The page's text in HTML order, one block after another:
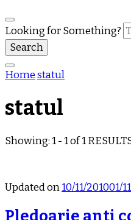
Looking for Something?
Homestatul
statul
Showing: 1 - 1 of 1
Updated on10/11/201001/
Pledoarie anti